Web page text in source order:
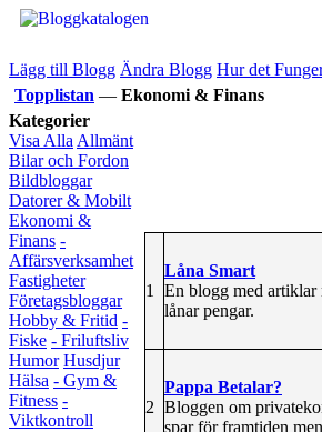
Lägg till Blogg Ändra Blogg Hur det
Topplistan — Ekonomi & Finans
Kategorier
Visa Alla Allmänt
Bilar och Fordon
Bildbloggar
Datorer & Mobilt
Ekonomi &
Finans -
Affärsverksamhet
Fastigheter
Företagsbloggar
Hobby & Fritid -
Fiske - Friluftsliv
Humor Husdjur
Hälsa - Gym &
Fitness -
Viktkontroll
1
Låna Smart
En blogg med artiklar
lånar pengar.
2
Pappa Betalar?
Bloggen om
spar för framtiden